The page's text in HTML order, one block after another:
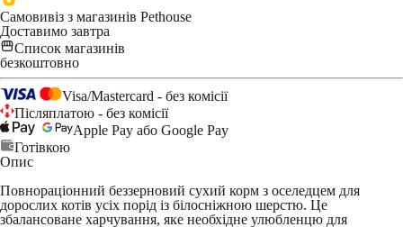
Самовивіз з магазинів Pethouse
Доставимо завтра
Список магазинів
безкоштовно
Visa/Mastercard - без комісії
Післяплатою - без комісії
Apple Pay або Google Pay
Готівкою
Опис
Повнораціонний беззерновий сухий корм з оселедцем для
дорослих котів усіх порід із білосніжною шерстю. Це
збалансоване харчування, яке необхідне улюбленцю для